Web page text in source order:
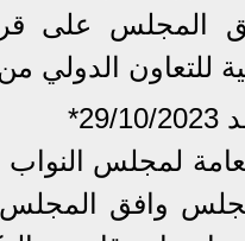
وافق المجلس على
للتعاون الدولي
لمجلس
وافق